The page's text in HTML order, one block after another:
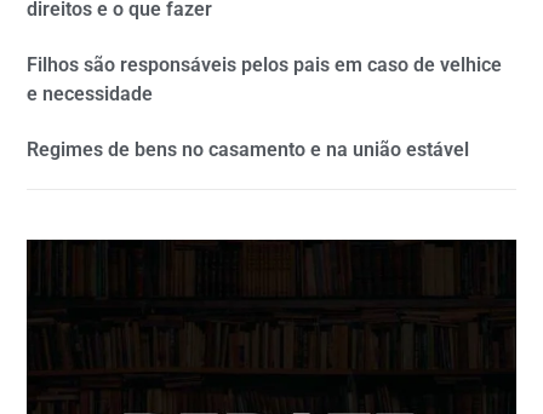
direitos e o que fazer
Filhos são responsáveis pelos pais em caso de velhice
e necessidade
Regimes de bens no casamento e na união estável